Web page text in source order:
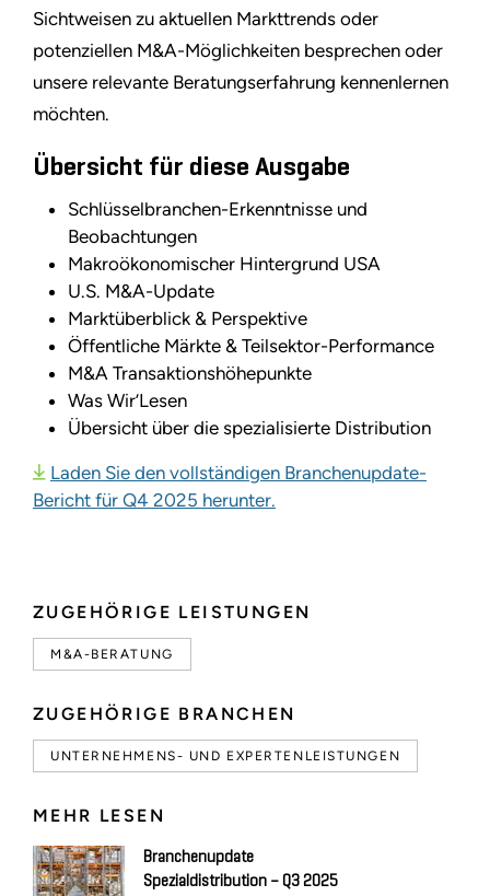
ZUGEHÖRIGE LEISTUNGEN
M&A-BERATUNG
ZUGEHÖRIGE BRANCHEN
UNTERNEHMENS- UND EXPERTENLEISTUNGEN
MEHR LESEN
Branchenupdate
Spezialdistribution – Q3 2025
Sichtweisen zu aktuellen Markttrends oder
potenziellen M&A-Möglichkeiten besprechen oder
unsere relevante Beratungserfahrung kennenlernen
möchten.
Übersicht für diese Ausgabe
Schlüsselbranchen-Erkenntnisse und
Beobachtungen
Makroökonomischer Hintergrund USA
U.S. M&A-Update
Marktüberblick & Perspektive
Öffentliche Märkte & Teilsektor-Performance
M&A Transaktionshöhepunkte
Was Wir’Lesen
Übersicht über die spezialisierte Distribution
Laden Sie den vollständigen Branchenupdate-
Bericht für Q4 2025 herunter.